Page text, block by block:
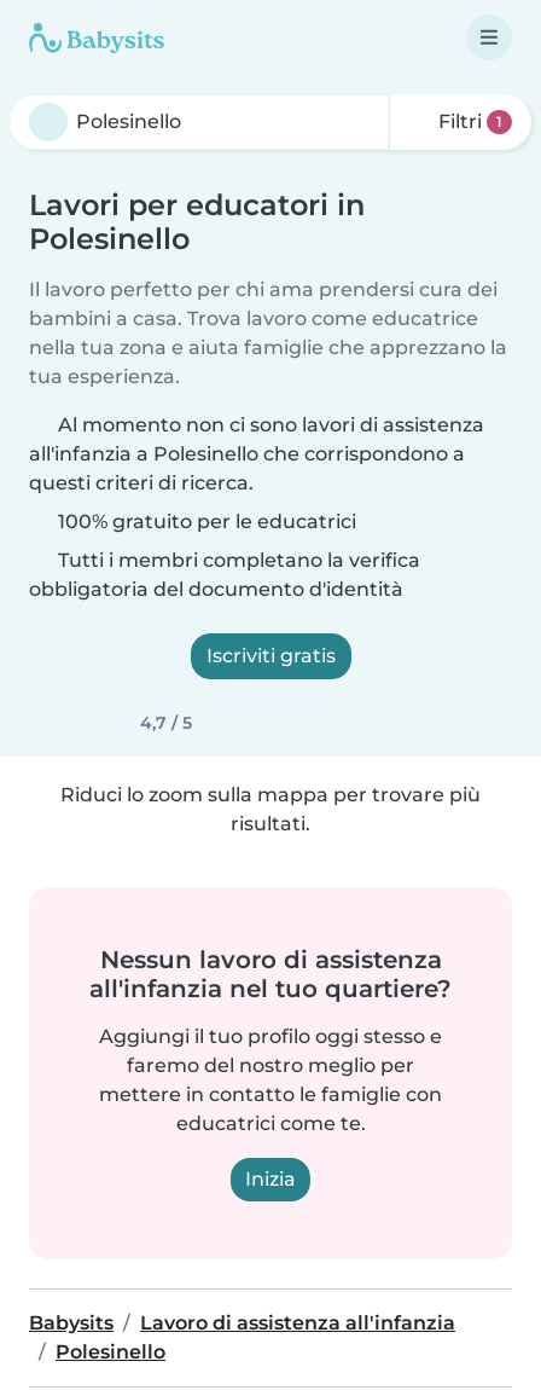
Filtri 1
Lavori per educatori in
Polesinello
Il lavoro perfetto per chi ama prendersi cura dei
bambini a casa. Trova lavoro come educatrice
nella tua zona e aiuta famiglie che apprezzano la
tua esperienza.
Al momento non ci sono lavori di assistenza
all'infanzia a Polesinello che corrispondono a
questi criteri di ricerca.
100% gratuito per le educatrici
Tutti i membri completano la verifica
obbligatoria del documento d'identità
Iscriviti gratis
4,7 / 5
Riduci lo zoom sulla mappa per trovare più
risultati.
Nessun lavoro di assistenza
all'infanzia nel tuo quartiere?
Aggiungi il tuo profilo oggi stesso e
faremo del nostro meglio per
mettere in contatto le famiglie con
educatrici come te.
Inizia
Babysits
Lavoro di assistenza all'infanzia
Polesinello